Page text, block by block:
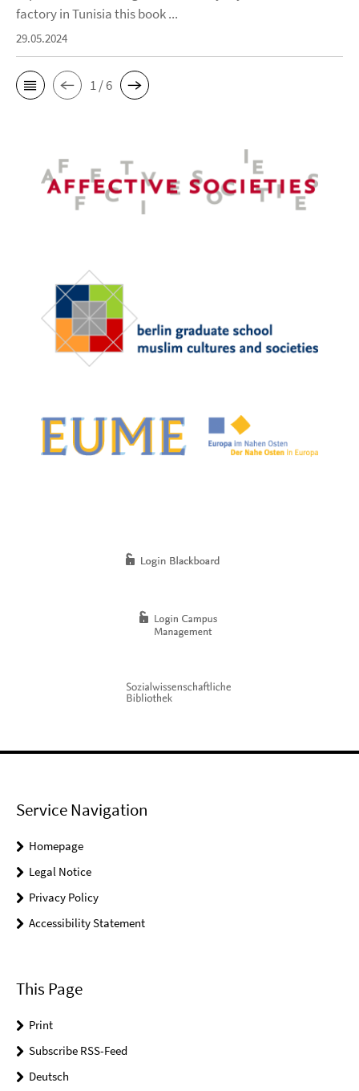
factory in Tunisia this book ...
29.05.2024
1 / 6
Service Navigation
Homepage
Legal Notice
Privacy Policy
Accessibility Statement
This Page
Print
Subscribe RSS-Feed
Deutsch